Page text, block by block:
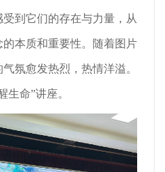
到它们的存在与力量，从
本质和重要性。随着图片
氛愈发热烈，热情洋溢。
生命”讲座。